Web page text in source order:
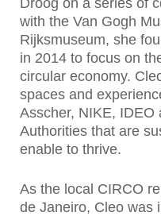
Droog on a series of
with the Van Gogh
Rijksmuseum, she
in 2014 to focus on
circular economy.
spaces and
Asscher, NIKE, IDEO
Authorities that are
enable to thrive.
As the local CIRCO
de Janeiro, Cleo was